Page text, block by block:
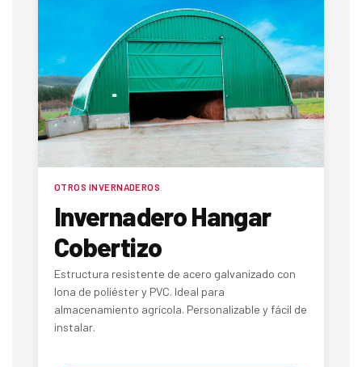
OTROS INVERNADEROS
Invernadero Hangar
Cobertizo
Estructura resistente de acero galvanizado con
lona de poliéster y PVC. Ideal para
almacenamiento agrícola. Personalizable y fácil de
instalar.